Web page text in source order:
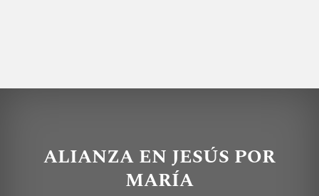
ALIANZA EN JESÚS POR
MARÍA